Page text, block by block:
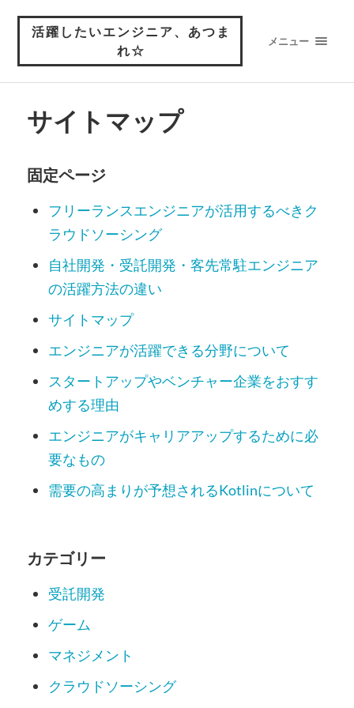
活躍したいエンジニア、あつま
れ☆
メニュー
サイトマップ
固定ページ
フリーランスエンジニアが活用するべきク
ラウドソーシング
自社開発・受託開発・客先常駐エンジニア
の活躍方法の違い
サイトマップ
エンジニアが活躍できる分野について
スタートアップやベンチャー企業をおすす
めする理由
エンジニアがキャリアアップするために必
要なもの
需要の高まりが予想されるKotlinについて
カテゴリー
受託開発
ゲーム
マネジメント
クラウドソーシング